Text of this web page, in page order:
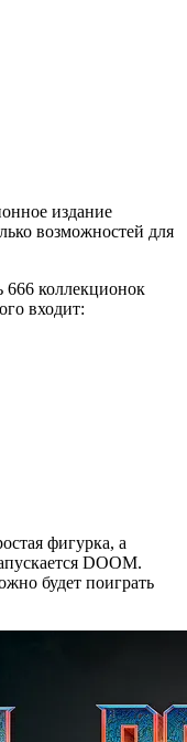
издание
возможностей для
666 коллекционок
входит:
фигурка, а
DOOM.
будет поиграть